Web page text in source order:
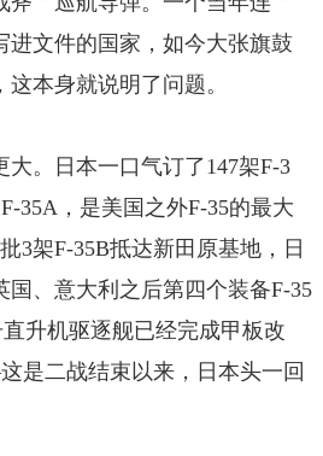
进文件的国家，如今大张旗鼓
本身就说明了问题。
大。日本一口气订了147架F-3
35A，是美国之外F-35的最大
3架F-35B抵达新田原基地，日
国、意大利之后第四个装备F-35
升机驱逐舰已经完成甲板改
是二战结束以来，日本头一回